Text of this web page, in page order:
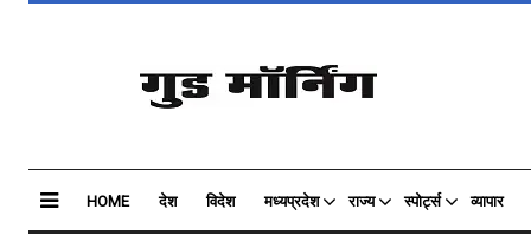
HOME देश विदेश मध्यप्रदेश राज्य स्पोर्ट्स व्यापार